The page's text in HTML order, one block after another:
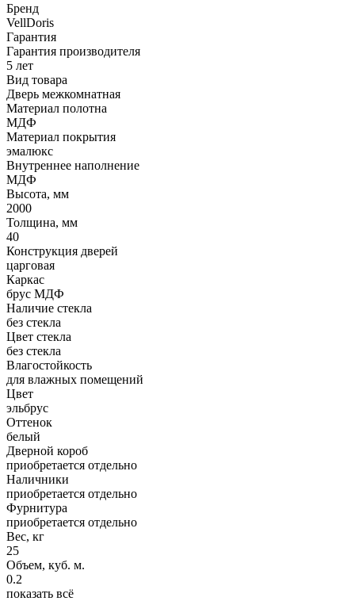
Бренд
VellDoris
Гарантия
Гарантия производителя
5 лет
Вид товара
Дверь межкомнатная
Материал полотна
МДФ
Материал покрытия
эмалюкс
Внутреннее наполнение
МДФ
Высота, мм
2000
Толщина, мм
40
Конструкция дверей
царговая
Каркас
брус МДФ
Наличие стекла
без стекла
Цвет стекла
без стекла
Влагостойкость
для влажных помещений
Цвет
эльбрус
Оттенок
белый
Дверной короб
приобретается отдельно
Наличники
приобретается отдельно
Фурнитура
приобретается отдельно
Вес, кг
25
Объем, куб. м.
0.2
показать всё